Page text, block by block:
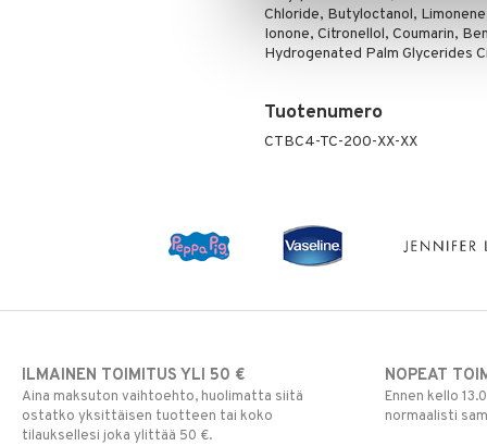
Chloride, Butyloctanol,
Ionone, Citronellol, Coumarin,
Hydrogenated Palm Glycerides
Tuotenumero
CTBC4-TC-200-XX-XX
ILMAINEN TOIMITUS YLI 50 €
Aina maksuton vaihtoehto, huolimatta siitä
ostatko yksittäisen tuotteen tai koko
tilauksellesi joka ylittää 50 €.
NOPEAT
Ennen kello
normaalisti